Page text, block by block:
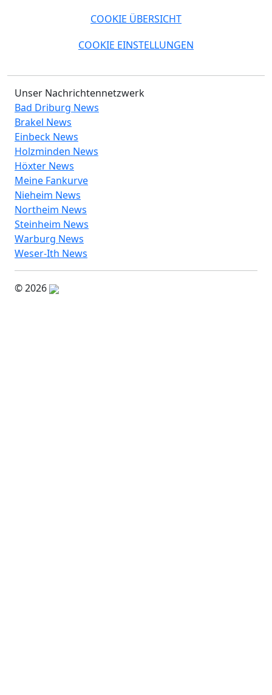
COOKIE ÜBERSICHT
COOKIE EINSTELLUNGEN
Unser Nachrichtennetzwerk
Bad Driburg News
Brakel News
Einbeck News
Holzminden News
Höxter News
Meine Fankurve
Nieheim News
Northeim News
Steinheim News
Warburg News
Weser-Ith News
© 2026